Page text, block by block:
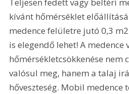
kívánt hőmérséklet
medence felületre jutó 0,3
is elegendő lehet! A medence
hőmérsékletcsökkenése nem
valósul meg, hanem a talaj
hőveszteség. Mobil medence